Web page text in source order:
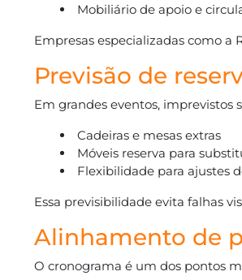
Mobiliário de apoio e
Empresas especializadas como
Previsão de
Em grandes eventos, imprevistos
Cadeiras e mesas extras
Móveis reserva para
Flexibilidade para ajustes
Essa previsibilidade evita falhas
Alinhamento de
O cronograma é um dos pontos